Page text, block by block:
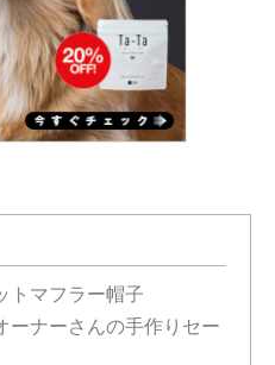
トマフラー帽子
ーナーさんの手作りセー